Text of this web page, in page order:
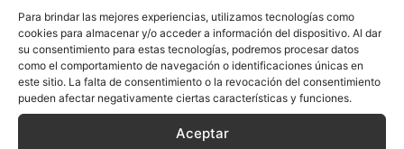
Para brindar las mejores experiencias, utilizamos tecnologías como
cookies para almacenar y/o acceder a información del dispositivo. Al dar
su consentimiento para estas tecnologías, podremos procesar datos
como el comportamiento de navegación o identificaciones únicas en
este sitio. La falta de consentimiento o la revocación del consentimiento
pueden afectar negativamente ciertas características y funciones.
Aceptar
Wie Sie mit Terrera Ihre Web-
Automation erfolgreich
umsetzen